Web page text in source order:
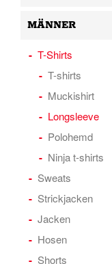
MÄNNER
T-Shirts
T-shirts
Muckishirt
Longsleeve
Polohemd
Ninja t-shirts
Sweats
Strickjacken
Jacken
Hosen
Shorts